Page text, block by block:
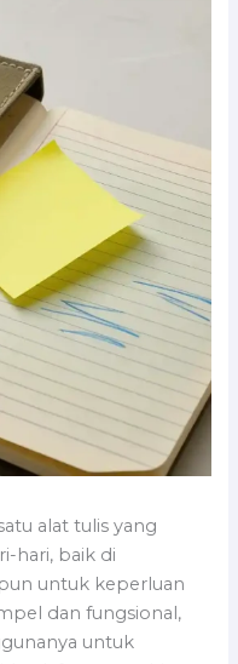
alat tulis yang
hari, baik di
untuk keperluan
dan fungsional,
untuk